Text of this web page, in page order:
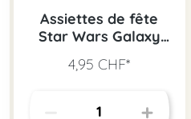
Assiettes de fête
Star Wars Galaxy
4,95 CHF*